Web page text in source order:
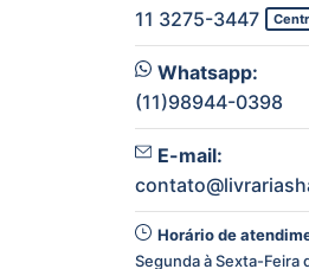
11 3275-3447
Whatsapp:
(11)98944-0398
E-mail:
Horário de
Segunda à Sexta-Feira